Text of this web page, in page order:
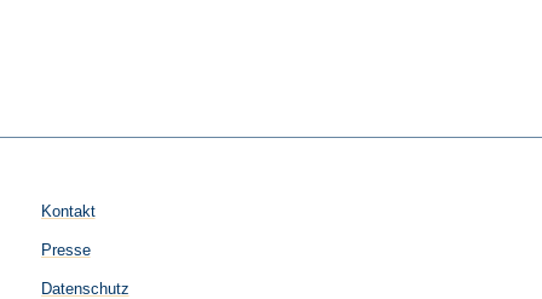
Kontakt
Presse
Datenschutz